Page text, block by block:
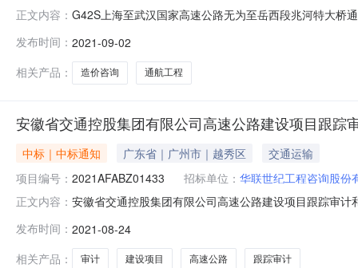
正文内容： G42S上海至武汉国家高速公路无为至岳西段兆河特大桥
工程造价咨询有限公司安徽九通工程造价咨询事务所有
相
发布时间： 2021-09-02
相关产品：
造价咨询 通航工程
安徽省交通控股集团有限公司高速公路建设项目跟踪
中标｜中标通知 广东省｜广州市｜越秀区
交通运输
项目编号： 2021AFABZ01433 招标单位： 华联世纪工程咨询股份
正文内容： 安徽省交通控股集团有限公司高速公路建设项目跟踪审
2021年7月29日完成，现将评标结果公示如下：一、中
有限公司万邦工程管
发布时间： 2021-08-24
相关产品：
审计 建设项目 高速公路 跟踪审计